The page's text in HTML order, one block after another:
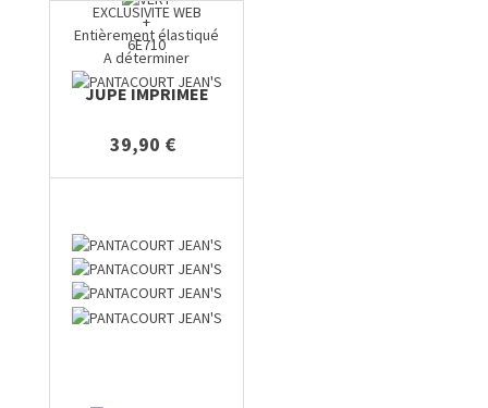
+
6E710
JUPE IMPRIMEE
39,90 €
EXCLUSIVITE WEB
Entièrement élastiqué
A déterminer